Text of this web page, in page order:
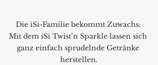
Die iSi-Familie bekommt Zuwachs:
Mit dem iSi Twist’n Sparkle lassen sich
ganz einfach sprudelnde Getränke
herstellen.